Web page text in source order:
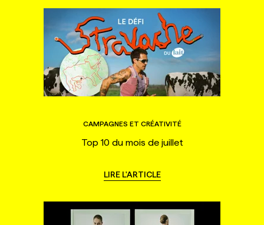
CAMPAGNES ET CRÉATIVITÉ
Top 10 du mois de juillet
LIRE L'ARTICLE